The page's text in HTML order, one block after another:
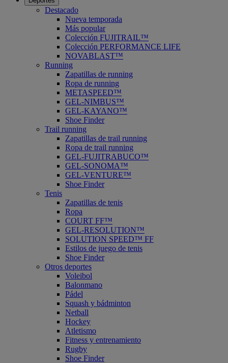
Destacado
Nueva temporada
Más popular
Colección FUJITRAIL™
Colección PERFORMANCE LIFE
NOVABLAST™
Running
Zapatillas de running
Ropa de running
METASPEED™
GEL-NIMBUS™
GEL-KAYANO™
Shoe Finder
Trail running
Zapatillas de trail running
Ropa de trail running
GEL-FUJITRABUCO™
GEL-SONOMA™
GEL-VENTURE™
Shoe Finder
Tenis
Zapatillas de tenis
Ropa
COURT FF™
GEL-RESOLUTION™
SOLUTION SPEED™ FF
Estilos de juego de tenis
Shoe Finder
Otros deportes
Voleibol
Balonmano
Pádel
Squash y bádminton
Netball
Hockey
Atletismo
Fitness y entrenamiento
Rugby
Shoe Finder